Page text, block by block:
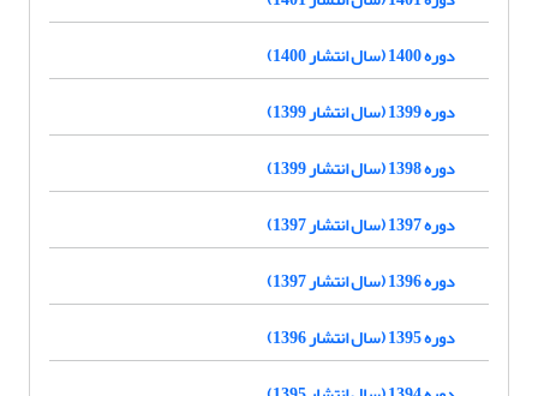
دوره 1400 (سال انتشار 1400)
دوره 1399 (سال انتشار 1399)
دوره 1398 (سال انتشار 1399)
دوره 1397 (سال انتشار 1397)
دوره 1396 (سال انتشار 1397)
دوره 1395 (سال انتشار 1396)